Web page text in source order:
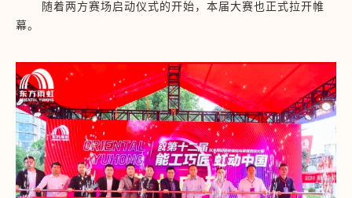
随着两方赛场启动仪式的开始，本届大赛也正式拉开帷
幕。